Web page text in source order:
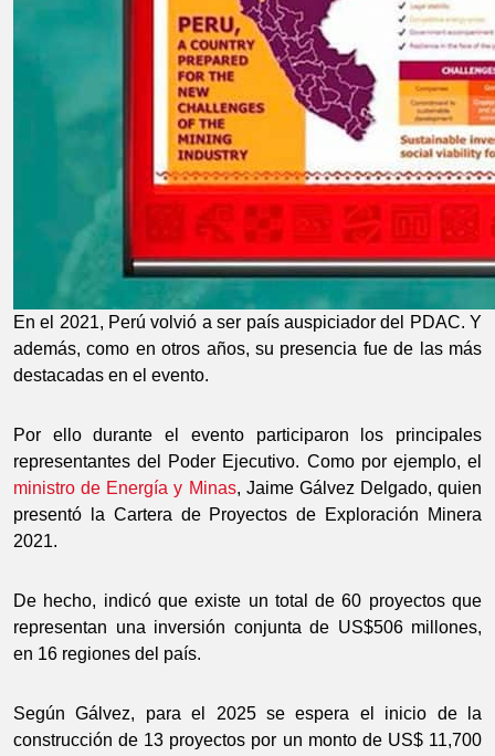
En el 2021, Perú volvió a ser país auspiciador del PDAC. Y
además, como en otros años, su presencia fue de las más
destacadas en el evento.
Por ello durante el evento participaron los principales
representantes del Poder Ejecutivo. Como por ejemplo, el
ministro de Energía y Minas, Jaime Gálvez Delgado, quien
presentó la Cartera de Proyectos de Exploración Minera
2021.
De hecho, indicó que existe un total de 60 proyectos que
representan una inversión conjunta de US$506 millones,
en 16 regiones del país.
Según Gálvez, para el 2025 se espera el inicio de la
construcción de 13 proyectos por un monto de US$ 11,700